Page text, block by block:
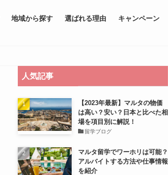
地域から探す 選ばれる理由 キャンペーン
人気記事
【2023年最新】マルタの物価
は高い？安い？日本と比べた相
場を項目別に解説！
留学ブログ
マルタ留学でワーホリは可能？
アルバイトする方法や仕事情報
を紹介